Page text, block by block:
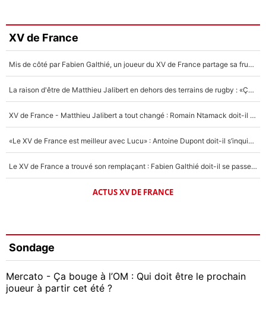
XV de France
Mis de côté par Fabien Galthié, un joueur du XV de France partage sa frustration : «ils ne me l’ont pas dit tout de suite»
La raison d'être de Matthieu Jalibert en dehors des terrains de rugby : «Ça m'atteint autant que si tu touches à un membre de ma famille»
XV de France - Matthieu Jalibert a tout changé : Romain Ntamack doit-il s’inquiéter pour sa place à un an de la Coupe du monde ?
«Le XV de France est meilleur avec Lucu» : Antoine Dupont doit-il s’inquiéter pour sa place ?
Le XV de France a trouvé son remplaçant : Fabien Galthié doit-il se passer d'Antoine Dupont ?
ACTUS XV DE FRANCE
Sondage
Mercato - Ça bouge à l’OM : Qui doit être le prochain
joueur à partir cet été ?